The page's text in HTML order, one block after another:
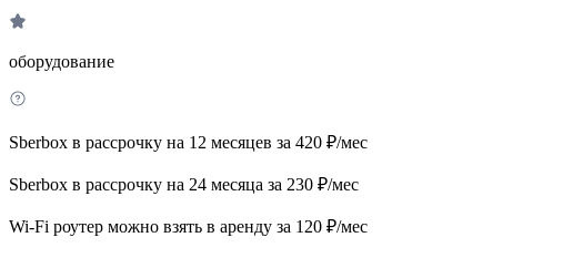
оборудование
Sberbox в рассрочку на 12 месяцев за 420 ₽/мес
Sberbox в рассрочку на 24 месяца за 230 ₽/мес
Wi-Fi роутер можно взять в аренду за 120 ₽/мес